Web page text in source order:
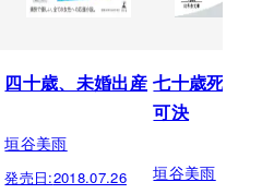
四十歳、未婚出産
垣谷美雨
発売日:2018.07.26
七十歳死亡
可決
垣谷美雨